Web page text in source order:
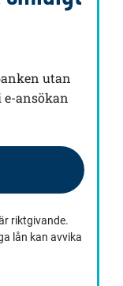
utan
ansökan
riktgivande.
lån kan avvika